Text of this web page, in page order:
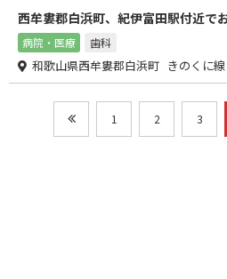
西牟婁郡白浜町、紀伊富田駅付近で
病院・医療 歯科
和歌山県西牟婁郡白浜町 きのくに
1 2 3